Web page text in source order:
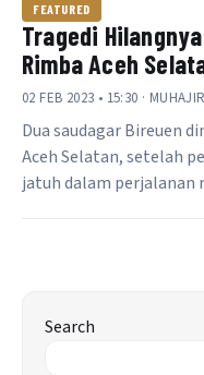
FEATURED
Tragedi
Rimba Aceh
02 FEB 2023 • 15:30 ·
Dua saudagar Bireuen
Aceh Selatan, setelah
jatuh dalam perjalanan
Search